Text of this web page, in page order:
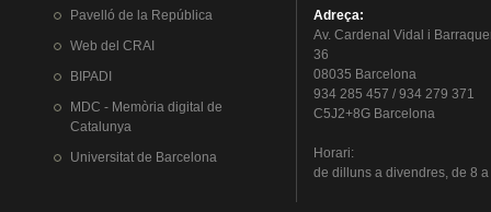
Pavelló de la República
Web del CRAI
BIPADI
MDC - Memòria digital de
Catalunya
Universitat de Barcelona
Adreça:
Av. Cardenal Vidal i
36
08035 Barcelona
934 285 457 / 934 279 371
C5J2+8G Barcelona
Horari:
de dillunsa divendres, de 8